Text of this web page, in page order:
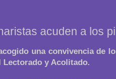
acuden a los
una convivencia de
Lectorado y Acolitado.